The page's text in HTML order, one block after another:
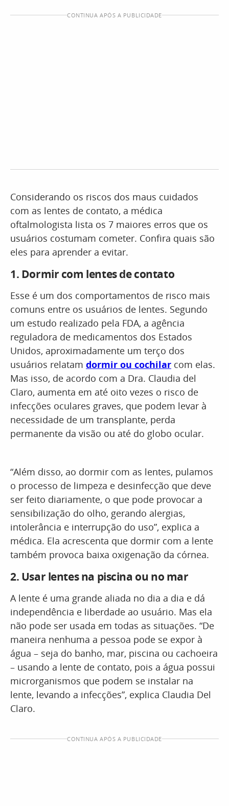
CONTINUA APÓS A PUBLICIDADE
Considerando os riscos dos maus cuidados
com as lentes de contato, a médica
oftalmologista lista os 7 maiores erros que os
usuários costumam cometer. Confira quais são
eles para aprender a evitar.
1. Dormir com lentes de contato
Esse é um dos comportamentos de risco mais
comuns entre os usuários de lentes. Segundo
um estudo realizado pela FDA, a agência
reguladora de medicamentos dos Estados
Unidos, aproximadamente um terço dos
usuários relatam dormir ou cochilar com elas.
Mas isso, de acordo com a Dra. Claudia del
Claro, aumenta em até oito vezes o risco de
infecções oculares graves, que podem levar à
necessidade de um transplante, perda
permanente da visão ou até do globo ocular.
“Além disso, ao dormir com as lentes, pulamos
o processo de limpeza e desinfecção que deve
ser feito diariamente, o que pode provocar a
sensibilização do olho, gerando alergias,
intolerância e interrupção do uso”, explica a
médica. Ela acrescenta que dormir com a lente
também provoca baixa oxigenação da córnea.
2. Usar lentes na piscina ou no mar
A lente é uma grande aliada no dia a dia e dá
independência e liberdade ao usuário. Mas ela
não pode ser usada em todas as situações. “De
maneira nenhuma a pessoa pode se expor à
água – seja do banho, mar, piscina ou cachoeira
– usando a lente de contato, pois a água possui
microrganismos que podem se instalar na
lente, levando a infecções”, explica Claudia Del
Claro.
CONTINUA APÓS A PUBLICIDADE